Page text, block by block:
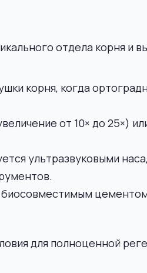
отдела корня и
корня, когда
от 10× до 25×)
ультразвуковыми
для полноценной